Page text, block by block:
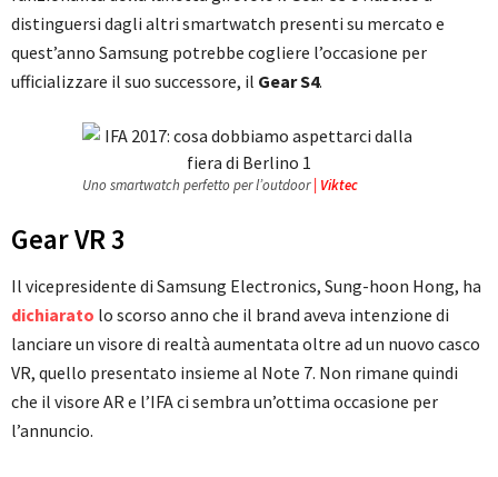
distinguersi dagli altri smartwatch presenti su mercato e
quest’anno Samsung potrebbe cogliere l’occasione per
ufficializzare il suo successore, il Gear S4.
Uno smartwatch perfetto per l’outdoor | Viktec
Gear VR 3
Il vicepresidente di Samsung Electronics, Sung-hoon Hong, ha
dichiarato lo scorso anno che il brand aveva intenzione di
lanciare un visore di realtà aumentata oltre ad un nuovo casco
VR, quello presentato insieme al Note 7. Non rimane quindi
che il visore AR e l’IFA ci sembra un’ottima occasione per
l’annuncio.